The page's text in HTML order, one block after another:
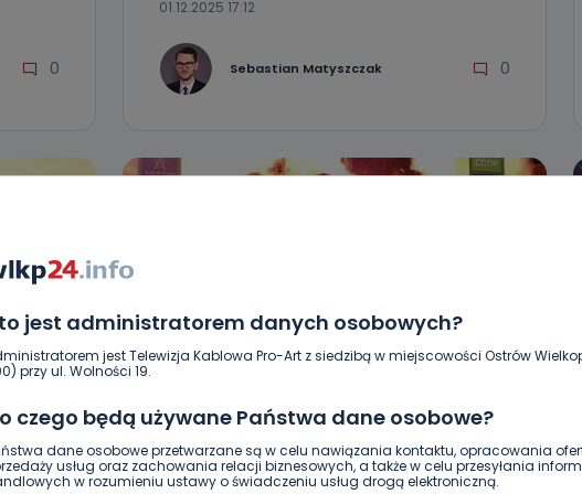
jest administratorem danych osobowych?
jest Telewizja Kablowa Pro-Art z siedzibą w miejscowości Ostrów
przy ul. Wolności 19.
czego będą używane Państwa dane osobowe?
dane osobowe przetwarzane są w celu nawiązania kontaktu, opracowania
usług oraz zachowania relacji biznesowych, a także w celu przesyłania
w rozumieniu ustawy o świadczeniu usług drogą elektroniczną.
0
01.12.2025 17:12
Sebastian Matyszczak 0
HOT SPORT
Paweł Szkudlarek wicemistrzem
świata